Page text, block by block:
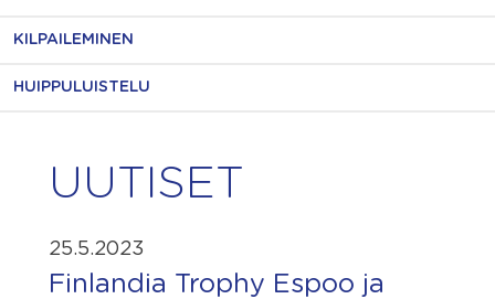
KILPAILEMINEN
HUIPPULUISTELU
UUTISET
25.5.2023
Finlandia Trophy Espoo ja